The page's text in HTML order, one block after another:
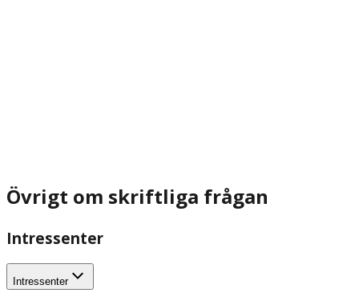
Övrigt om skriftliga frågan
Intressenter
Intressenter